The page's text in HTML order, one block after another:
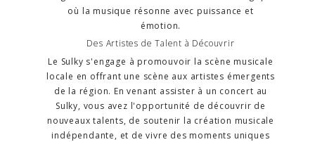
où la musique résonne avec puissance et
émotion.
Des Artistes de Talent à Découvrir
Le Sulky s'engage à promouvoir la scène musicale
locale en offrant une scène aux artistes émergents
de la région. En venant assister à un concert au
Sulky, vous avez l'opportunité de découvrir de
nouveaux talents, de soutenir la création musicale
indépendante, et de vivre des moments uniques